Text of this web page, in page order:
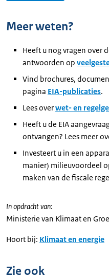
Meer weten?
Heeft u nog vragen over
antwoorden op
Vind brochures,
pagina EIA-publicaties.
Lees overwet- en
Heeft u de EIA
ontvangen? Lees meer
Investeert u in een
manier) milieuvoordeel
maken van de fiscale
In opdracht van:
Ministerie van Klimaat en
Hoort bij: Klimaat en energie
Zie ook